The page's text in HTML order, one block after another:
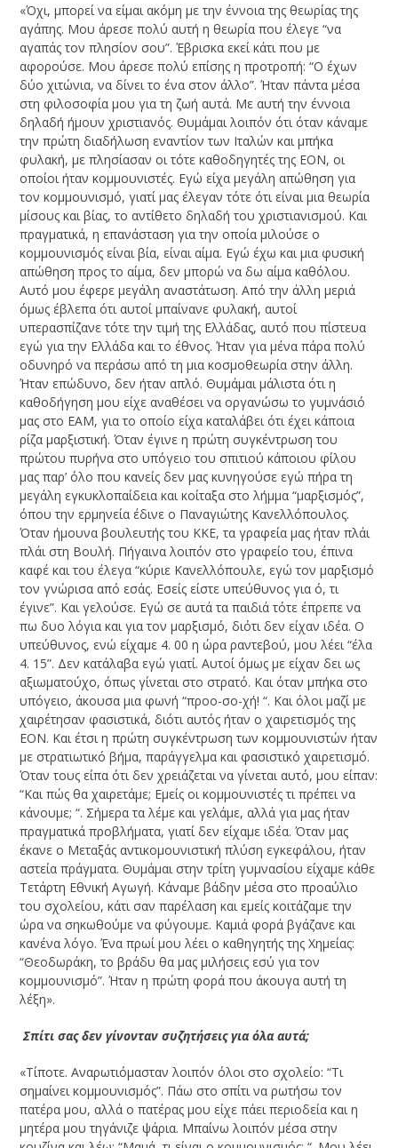
«Όχι, μπορεί να είμαι ακόμη με την έννοια της θεωρίας της
αγάπης. Μου άρεσε πολύ αυτή η θεωρία που έλεγε “να
αγαπάς τον πλησίον σου”. Έβρισκα εκεί κάτι που με
αφορούσε. Μου άρεσε πολύ επίσης η προτροπή: “Ο έχων
δύο χιτώνια, να δίνει το ένα στον άλλο”. Ήταν πάντα μέσα
στη φιλοσοφία μου για τη ζωή αυτά. Με αυτή την έννοια
δηλαδή ήμουν χριστιανός. Θυμάμαι λοιπόν ότι όταν κάναμε
την πρώτη διαδήλωση εναντίον των Ιταλών και μπήκα
φυλακή, με πλησίασαν οι τότε καθοδηγητές της ΕΟΝ, οι
οποίοι ήταν κομμουνιστές. Εγώ είχα μεγάλη απώθηση για
τον κομμουνισμό, γιατί μας έλεγαν τότε ότι είναι μια θεωρία
μίσους και βίας, το αντίθετο δηλαδή του χριστιανισμού. Και
πραγματικά, η επανάσταση για την οποία μιλούσε ο
κομμουνισμός είναι βία, είναι αίμα. Εγώ έχω και μια φυσική
απώθηση προς το αίμα, δεν μπορώ να δω αίμα καθόλου.
Αυτό μου έφερε μεγάλη αναστάτωση. Από την άλλη μεριά
όμως έβλεπα ότι αυτοί μπαίνανε φυλακή, αυτοί
υπερασπίζανε τότε την τιμή της Ελλάδας, αυτό που πίστευα
εγώ για την Ελλάδα και το έθνος. Ήταν για μένα πάρα πολύ
οδυνηρό να περάσω από τη μια κοσμοθεωρία στην άλλη.
Ήταν επώδυνο, δεν ήταν απλό. Θυμάμαι μάλιστα ότι η
καθοδήγηση μου είχε αναθέσει να οργανώσω το γυμνάσιό
μας στο ΕΑΜ, για το οποίο είχα καταλάβει ότι έχει κάποια
ρίζα μαρξιστική. Όταν έγινε η πρώτη συγκέντρωση του
πρώτου πυρήνα στο υπόγειο του σπιτιού κάποιου φίλου
μας παρ’ όλο που κανείς δεν μας κυνηγούσε εγώ πήρα τη
μεγάλη εγκυκλοπαίδεια και κοίταξα στο λήμμα “μαρξισμός”,
όπου την ερμηνεία έδινε ο Παναγιώτης Κανελλόπουλος.
Όταν ήμουνα βουλευτής του ΚΚΕ, τα γραφεία μας ήταν πλάι
πλάι στη Βουλή. Πήγαινα λοιπόν στο γραφείο του, έπινα
καφέ και του έλεγα “κύριε Κανελλόπουλε, εγώ τον μαρξισμό
τον γνώρισα από εσάς. Εσείς είστε υπεύθυνος για ό, τι
έγινε”. Και γελούσε. Εγώ σε αυτά τα παιδιά τότε έπρεπε να
πω δυο λόγια και για τον μαρξισμό, διότι δεν είχαν ιδέα. Ο
υπεύθυνος, ενώ είχαμε 4. 00 η ώρα ραντεβού, μου λέει “έλα
4. 15”. Δεν κατάλαβα εγώ γιατί. Αυτοί όμως με είχαν δει ως
αξιωματούχο, όπως γίνεται στο στρατό. Και όταν μπήκα στο
υπόγειο, άκουσα μια φωνή “προο-σο-χή! “. Και όλοι μαζί με
χαιρέτησαν φασιστικά, διότι αυτός ήταν ο χαιρετισμός της
ΕΟΝ. Και έτσι η πρώτη συγκέντρωση των κομμουνιστών ήταν
με στρατιωτικό βήμα, παράγγελμα και φασιστικό χαιρετισμό.
Όταν τους είπα ότι δεν χρειάζεται να γίνεται αυτό, μου είπαν:
“Και πώς θα χαιρετάμε; Εμείς οι κομμουνιστές τι πρέπει να
κάνουμε; “. Σήμερα τα λέμε και γελάμε, αλλά για μας ήταν
πραγματικά προβλήματα, γιατί δεν είχαμε ιδέα. Όταν μας
έκανε ο Μεταξάς αντικομουνιστική πλύση εγκεφάλου, ήταν
αστεία πράγματα. Θυμάμαι στην τρίτη γυμνασίου είχαμε κάθε
Τετάρτη Εθνική Αγωγή. Κάναμε βάδην μέσα στο προαύλιο
του σχολείου, κάτι σαν παρέλαση και εμείς κοιτάζαμε την
ώρα να σηκωθούμε να φύγουμε. Καμιά φορά βγάζανε και
κανένα λόγο. Ένα πρωί μου λέει ο καθηγητής της Χημείας:
“Θεοδωράκη, το βράδυ θα μας μιλήσεις εσύ για τον
κομμουνισμό”. Ήταν η πρώτη φορά που άκουγα αυτή τη
λέξη».
­ Σπίτι σας δεν γίνονταν συζητήσεις για όλα αυτά;
«Τίποτε. Αναρωτιόμασταν λοιπόν όλοι στο σχολείο: “Τι
σημαίνει κομμουνισμός”. Πάω στο σπίτι να ρωτήσω τον
πατέρα μου, αλλά ο πατέρας μου είχε πάει περιοδεία και η
μητέρα μου τηγάνιζε ψάρια. Μπαίνω λοιπόν μέσα στην